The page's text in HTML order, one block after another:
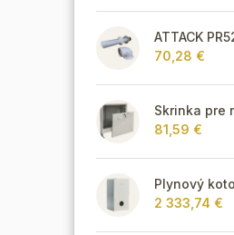
ATTACK
70,28 €
81,59 €
2 333,74 €